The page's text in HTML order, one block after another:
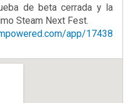
de beta cerrada y la
Steam Next Fest.
app/17438